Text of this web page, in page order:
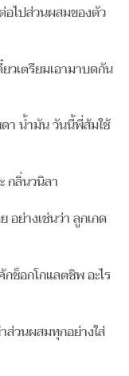
อไปส่วนผสมของตัว
วเตรียมเอามาบดกัน
า น้ำมัน วันนี้พี่ส้มใช้
กลิ่นวนิลา
อย่างเช่นว่า ลูกเกด
กช็อกโกแลตชิพ อะไร
ส่วนผสมทุกอย่างใส่